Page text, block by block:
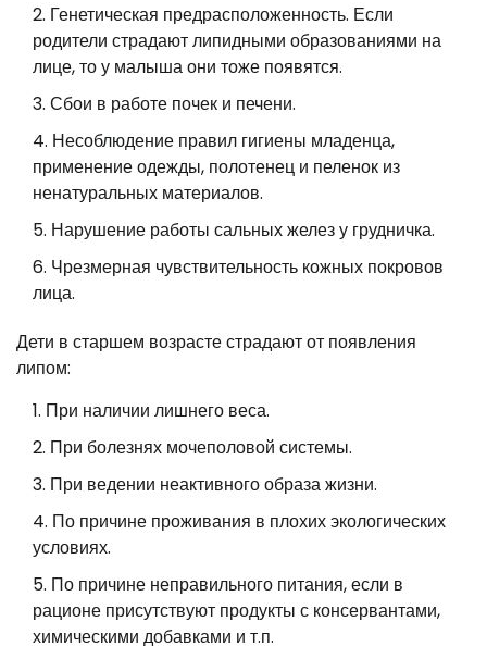
Генетическая предрасположенность. Если
родители страдают липидными образованиями на
лице, то у малыша они тоже появятся.
Сбои в работе почек и печени.
Несоблюдение правил гигиены младенца,
применение одежды, полотенец и пеленок из
ненатуральных материалов.
Нарушение работы сальных желез у грудничка.
Чрезмерная чувствительность кожных покровов
лица.
Дети в старшем возрасте страдают от появления
липом:
При наличии лишнего веса.
При болезнях мочеполовой системы.
При ведении неактивного образа жизни.
По причине проживания в плохих экологических
условиях.
По причине неправильного питания, если в
рационе присутствуют продукты с консервантами,
химическими добавками и т.п.